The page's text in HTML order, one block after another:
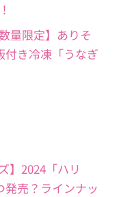
量限定】ありそ
付き冷凍「うなぎ
】2024「ハリ
売？ラインナッ